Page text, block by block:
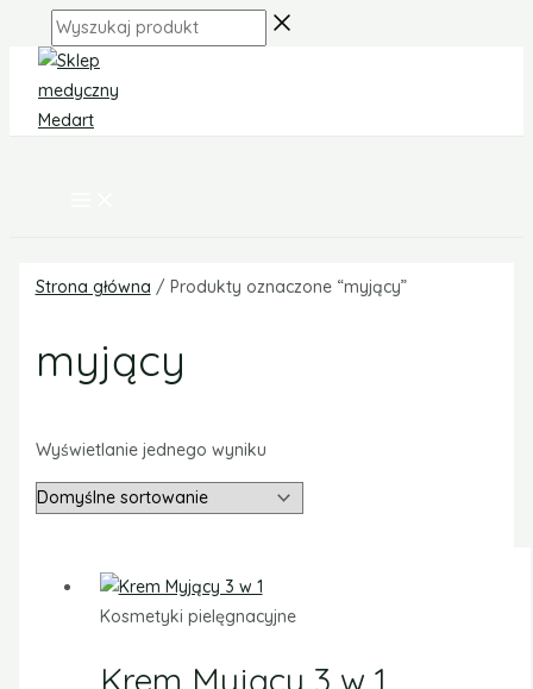
content
Wyszukaj
produkt
MENU
Strona główna / Produkty oznaczone “myjący”
myjący
Wyświetlanie jednego wyniku
Kosmetyki pielęgnacyjne
Krem Myjący 3 w 1